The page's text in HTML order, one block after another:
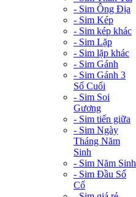
- Sim Ông Địa
- Sim Kép
- Sim kép khác
- Sim Lặp
- Sim lặp khác
- Sim Gánh
- Sim Gánh 3
Số Cuối
- Sim Soi
Gương
- Sim tiến giữa
- Sim Ngày
Tháng Năm
Sinh
- Sim Năm Sinh
- Sim Đầu Số
Cổ